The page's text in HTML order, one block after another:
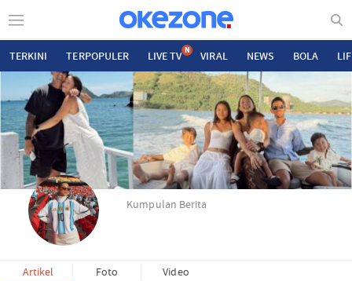
TERKINI TERPOPULER LIVE TV N VIRAL NEWS BOLA
Kumpulan Berita
Artikel Foto Video